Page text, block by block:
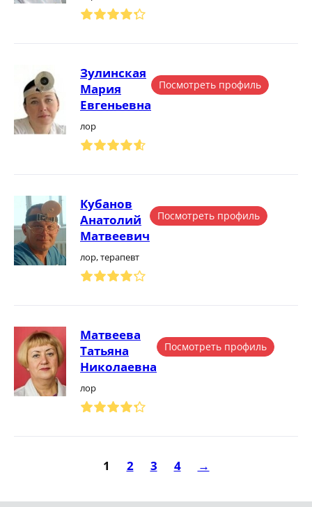
Зулинская
Мария
Евгеньевна
лор
Посмотреть профиль
Кубанов
Анатолий
Матвеевич
лор, терапевт
Посмотреть профиль
Матвеева
Татьяна
Николаевна
лор
Посмотреть профиль
1 2 3 4 →